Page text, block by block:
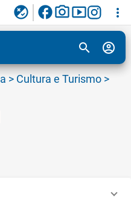
de Campinas
de tela para
3
flaky facebookphoto_camerasmart_display more_vert
search account_circle
> Cultura e Turismo >